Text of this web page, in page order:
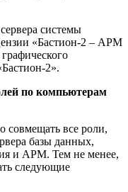
системы
«Бастион-2 – АРМ
2».
по компьютерам
совмещать все роли,
базы данных,
и АРМ. Тем не менее,
следующие